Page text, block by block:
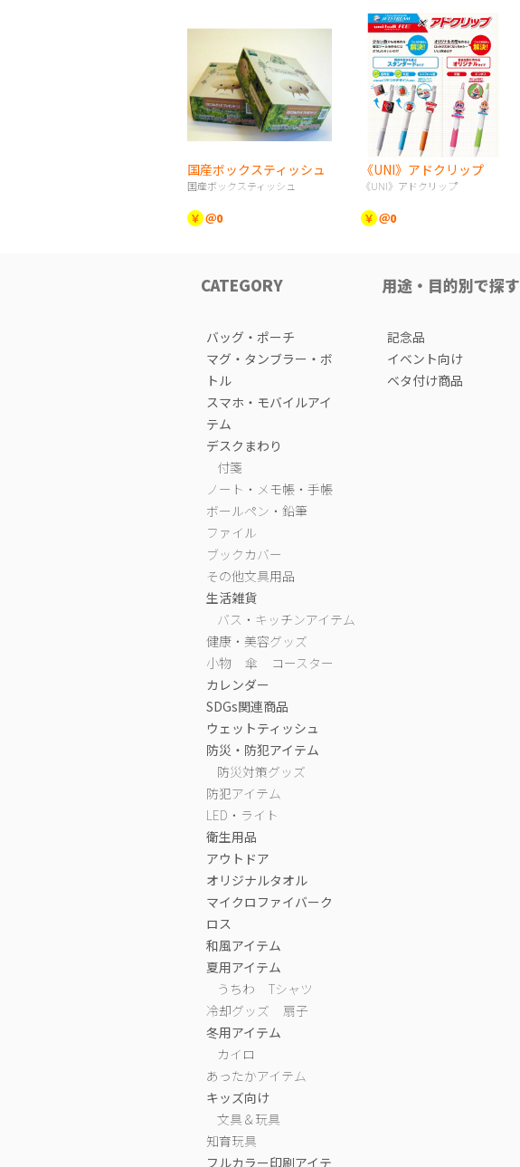
国産ボックスティッシュ
国産ボックスティッシュ
￥ ＠0
《UNI》アドクリップ
《UNI》アドクリップ
￥ ＠0
CATEGORY
バッグ・ポーチ
マグ・タンブラー・ボ
トル
スマホ・モバイルアイ
テム
デスクまわり
付箋
ノート・メモ帳・手帳
ボールペン・鉛筆
ファイル
ブックカバー
その他文具用品
生活雑貨
バス・キッチンアイテム
健康・美容グッズ
小物
傘
コースター
カレンダー
SDGs関連商品
ウェットティッシュ
防災・防犯アイテム
防災対策グッズ
防犯アイテム
LED・ライト
衛生用品
アウトドア
オリジナルタオル
マイクロファイバーク
ロス
和風アイテム
夏用アイテム
うちわ
Tシャツ
冷却グッズ
扇子
冬用アイテム
カイロ
あったかアイテム
キッズ向け
文具＆玩具
知育玩具
フルカラー印刷アイテ
用途・目的別で探す
記念品
イベント向け
ベタ付け商品